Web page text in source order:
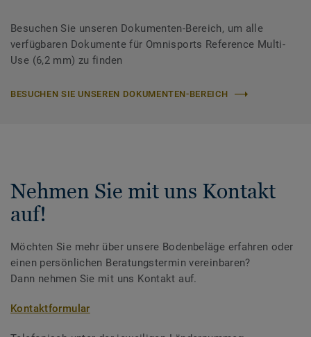
Besuchen Sie unseren Dokumenten-Bereich, um alle
verfügbaren Dokumente für Omnisports Reference Multi-
Use (6,2 mm) zu finden
BESUCHEN SIE UNSEREN DOKUMENTEN-BEREICH
Nehmen Sie mit uns Kontakt
auf!
Möchten Sie mehr über unsere Bodenbeläge erfahren oder
einen persönlichen Beratungstermin vereinbaren?
Dann nehmen Sie mit uns Kontakt auf.
Kontaktformular